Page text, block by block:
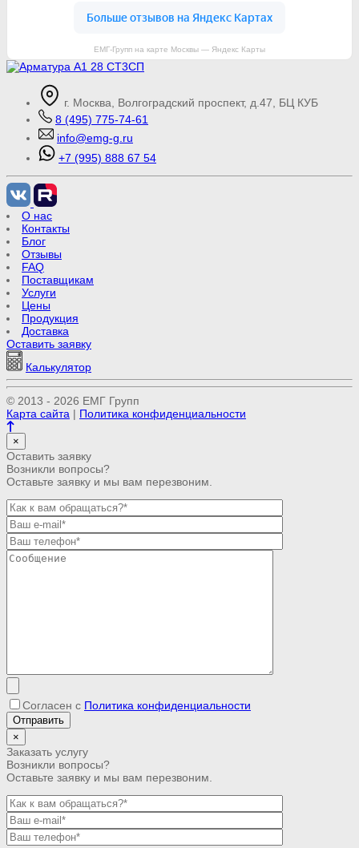
ЕМГ-Групп на карте Москвы — Яндекс Карты
г. Москва, Волгоградский проспект, д.47, БЦ КУБ
8 (495) 775-74-61
info@emg-g.ru
+7 (995) 888 67 54
О нас
Контакты
Блог
Отзывы
FAQ
Поставщикам
Услуги
Цены
Продукция
Доставка
Оставить заявку
Калькулятор
© 2013 - 2026 ЕМГ Групп
Карта сайта | Политика конфиденциальности
×
Оставить заявку
Возникли вопросы?
Оставьте заявку и мы вам перезвоним.
Согласен с Политика конфиденциальности
×
Заказать услугу
Возникли вопросы?
Оставьте заявку и мы вам перезвоним.